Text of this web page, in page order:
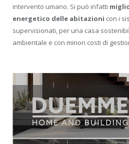
intervento umano. Si può infatti
energetico delle abitazioni con i
supervisionati, per una casa
ambientale e con minori costi di